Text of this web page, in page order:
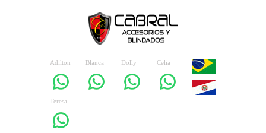
Adilton Blanca Dolly Celia
Teresa